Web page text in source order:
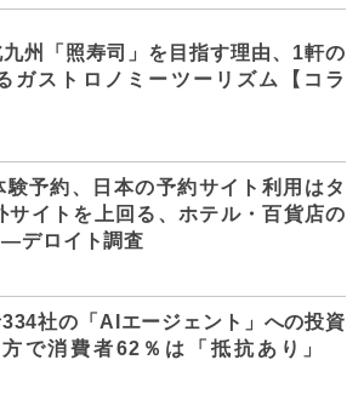
州「照寿司」を目指す理由、1軒の
ガストロノミーツーリズム【コラ
験予約、日本の予約サイト利用はタ
サイトを上回る、ホテル・百貨店の
デロイト調査
社の「AIエージェント」への投資
で消費者62％は「抵抗あり」